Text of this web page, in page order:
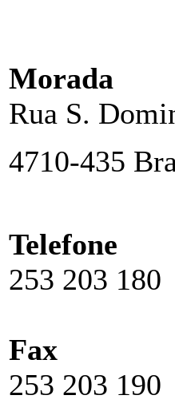
Morada
Rua S.
4710-435
Telefone
253 203 180
Fax
253 203 190